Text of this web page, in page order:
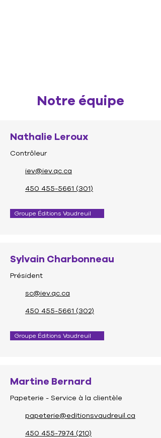
Notre équipe
Nathalie Leroux
Contrôleur
iev@iev.qc.ca
450 455-5661 (301)
Groupe Éditions Vaudreuil
Sylvain Charbonneau
Président
sc@iev.qc.ca
450 455-5661 (302)
Groupe Éditions Vaudreuil
Martine Bernard
Papeterie - Service à la clientèle
papeterie@editionsvaudreuil.ca
450 455-7974 (210)